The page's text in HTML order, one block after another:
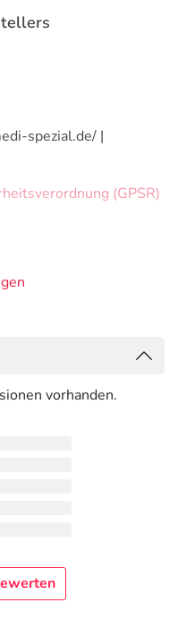
spezial.de/ |
(GPSR)
vorhanden.